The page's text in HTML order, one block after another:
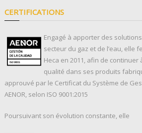
CERTIFICATIONS
Engagé à apporter des
secteur du gaz et de l’eau, elle
Heca en 2011, afin de
qualité dans ses produits
approuvé par le Certificat du Système de
AENOR, selon ISO 9001:2015
Poursuivant son évolution constante, elle